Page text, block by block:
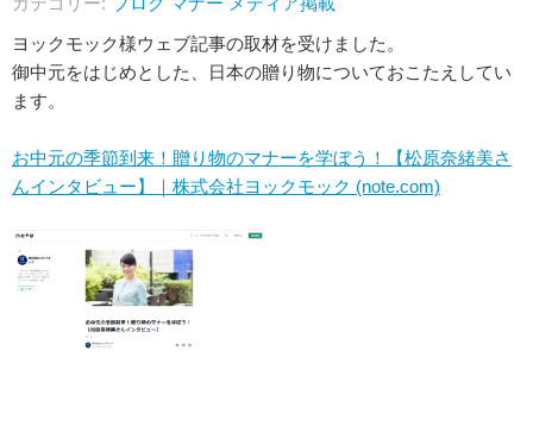
ヨックモック様ウェブ記事の取材を受けました。
御中元をはじめとした、日本の贈り物についておこたえしてい
ます。
お中元の季節到来！贈り物のマナーを学ぼう！【松原奈緒美さ
んインタビュー】｜株式会社ヨックモック (note.com)